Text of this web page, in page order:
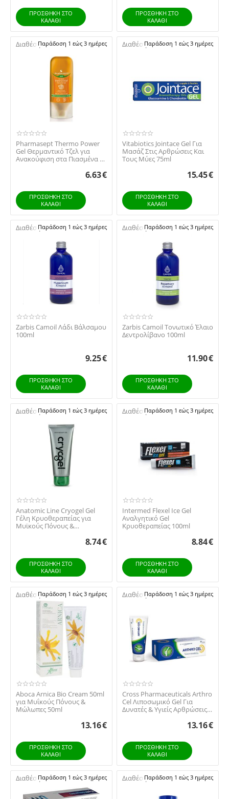
ΠΡΟΣΘΉΚΗ ΣΤΟ
ΚΑΛΆΘΙ
ΠΡΟΣΘΉΚΗ ΣΤΟ
ΚΑΛΆΘΙ
Διαθέσιμο:Παράδοση 1 εώς 3 ημέρες
Pharmasept Thermo Power
Gel Θερμαντικό Τζελ για
Ανακούφιση στα Πιασμένα &
6.63€
ΠΡΟΣΘΉΚΗ ΣΤΟ
ΚΑΛΆΘΙ
Διαθέσιμο:Παράδοση 1 εώς 3 ημέρες
Vitabiotics Jointace Gel Για
Μασάζ Στις Αρθρώσεις Και
Τους Μύες 75ml
15.45€
ΠΡΟΣΘΉΚΗ ΣΤΟ
ΚΑΛΆΘΙ
Διαθέσιμο:Παράδοση 1 εώς 3 ημέρες
Zarbis Camoil Λάδι Βάλσαμου
100ml
9.25€
ΠΡΟΣΘΉΚΗ ΣΤΟ
ΚΑΛΆΘΙ
Διαθέσιμο:Παράδοση 1 εώς 3 ημέρες
Zarbis Camoil Tονωτικό Έλαιο
Δεντρολίβανο 100ml
11.90€
ΠΡΟΣΘΉΚΗ ΣΤΟ
ΚΑΛΆΘΙ
Διαθέσιμο:Παράδοση 1 εώς 3 ημέρες
Anatomic Line Cryogel Gel
Γέλη Κρυοθεραπείας για
Μυϊκούς Πόνους &
8.74€
ΠΡΟΣΘΉΚΗ ΣΤΟ
ΚΑΛΆΘΙ
Διαθέσιμο:Παράδοση 1 εώς 3 ημέρες
Intermed Flexel Ice Gel
Αναλγητικό Gel
Κρυοθεραπείας 100ml
8.84€
ΠΡΟΣΘΉΚΗ ΣΤΟ
ΚΑΛΆΘΙ
Διαθέσιμο:Παράδοση 1 εώς 3 ημέρες
Aboca Arnica Bio Cream 50ml
για Μυΐκούς Πόνους &
Μώλωπες 50ml
13.16€
ΠΡΟΣΘΉΚΗ ΣΤΟ
ΚΑΛΆΘΙ
Διαθέσιμο:Παράδοση 1 εώς 3 ημέρες
Cross Pharmaceuticals Arthro
Cel Λιποσωμικό Gel Για
Δυνατές & Υγιείς Αρθρώσεις
13.16€
ΠΡΟΣΘΉΚΗ ΣΤΟ
ΚΑΛΆΘΙ
Διαθέσιμο:Παράδοση 1 εώς 3 ημέρες Διαθέσιμο:Παράδοση 1 εώς 3 ημέρες